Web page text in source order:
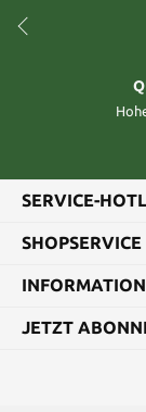
SERVICE-
SHOPSERVICE
JETZT